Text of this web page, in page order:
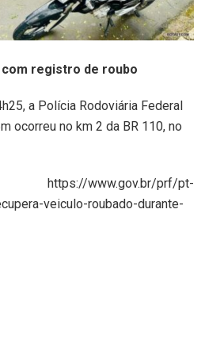
com registro de roubo
a Polícia Rodoviária Federal
ocorreu no km 2 da BR 110, no
prf/pt-
veiculo-roubado-durante-